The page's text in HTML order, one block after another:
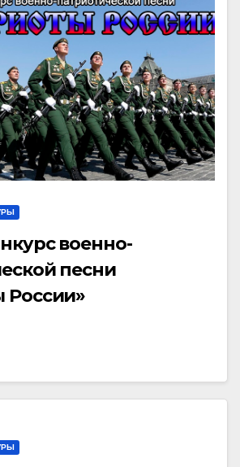
военно-
песни
России»